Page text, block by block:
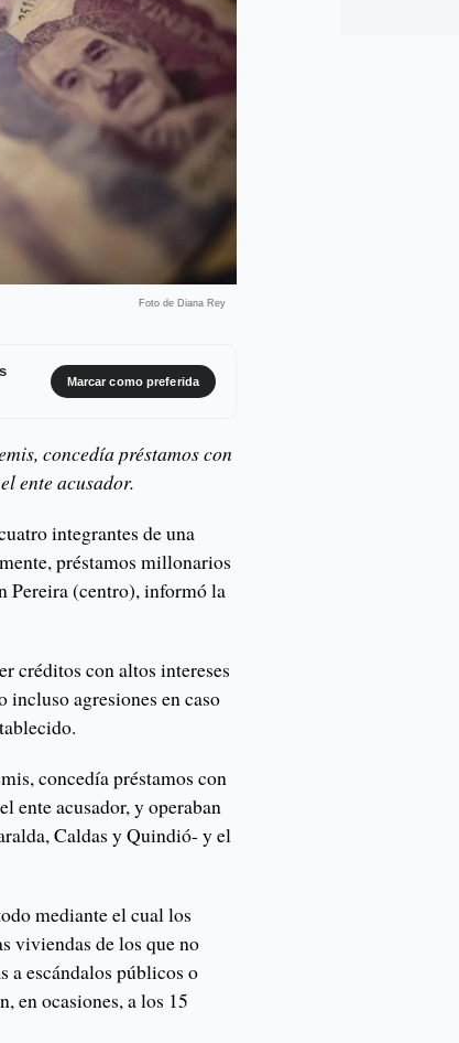
Foto de Diana Rey
Marcar como preferida
concedía préstamos con
ente acusador.
integrantes de una
préstamos millonarios
Pereira (centro), informó la
créditos con altos intereses
incluso agresiones en caso
concedía préstamos con
ente acusador, y operaban
Caldas y Quindió- y el
mediante el cual los
viviendas de los que no
a escándalos públicos o
en ocasiones, a los 15